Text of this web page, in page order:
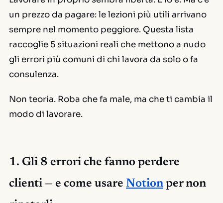
un prezzo da pagare: le lezioni più utili arrivano
sempre nel momento peggiore. Questa lista
raccoglie 5 situazioni reali che mettono a nudo
gli errori più comuni di chi lavora da solo o fa
consulenza.
Non teoria. Roba che fa male, ma che ti cambia il
modo di lavorare.
1. Gli 8 errori che fanno perdere
clienti — e come usare Notion per non